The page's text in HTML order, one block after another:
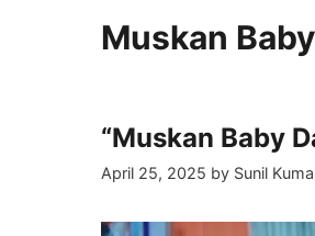
Muskan
“Muskan Baby
April 25, 2025 by Sunil